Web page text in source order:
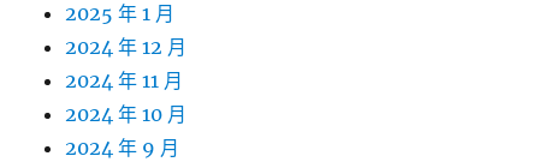
2025 年 1 月
2024 年 12 月
2024 年 11 月
2024 年 10 月
2024 年 9 月